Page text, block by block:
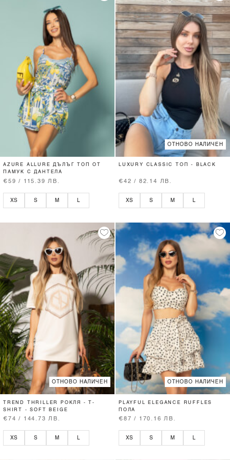
AZURE ALLURE ДЪЛЪГ ТОП ОТ
ПАМУК С ДАНТЕЛА
€59 / 115.39 ЛВ.
XS S M
ОТНОВО НАЛИЧЕН
LUXURY CLASSIC ТОП - BLACK
€42 / 82.14 ЛВ.
XS S M
ОТНОВО НАЛИЧЕН
TREND THRILLER РОКЛЯ - T-
SHIRT - SOFT BEIGE
€74 / 144.73 ЛВ.
XS S M L
ОТНОВО НАЛИЧЕН
PLAYFUL ELEGANCE RUFFLES
ПОЛА
€87 / 170.16 ЛВ.
XS S M L